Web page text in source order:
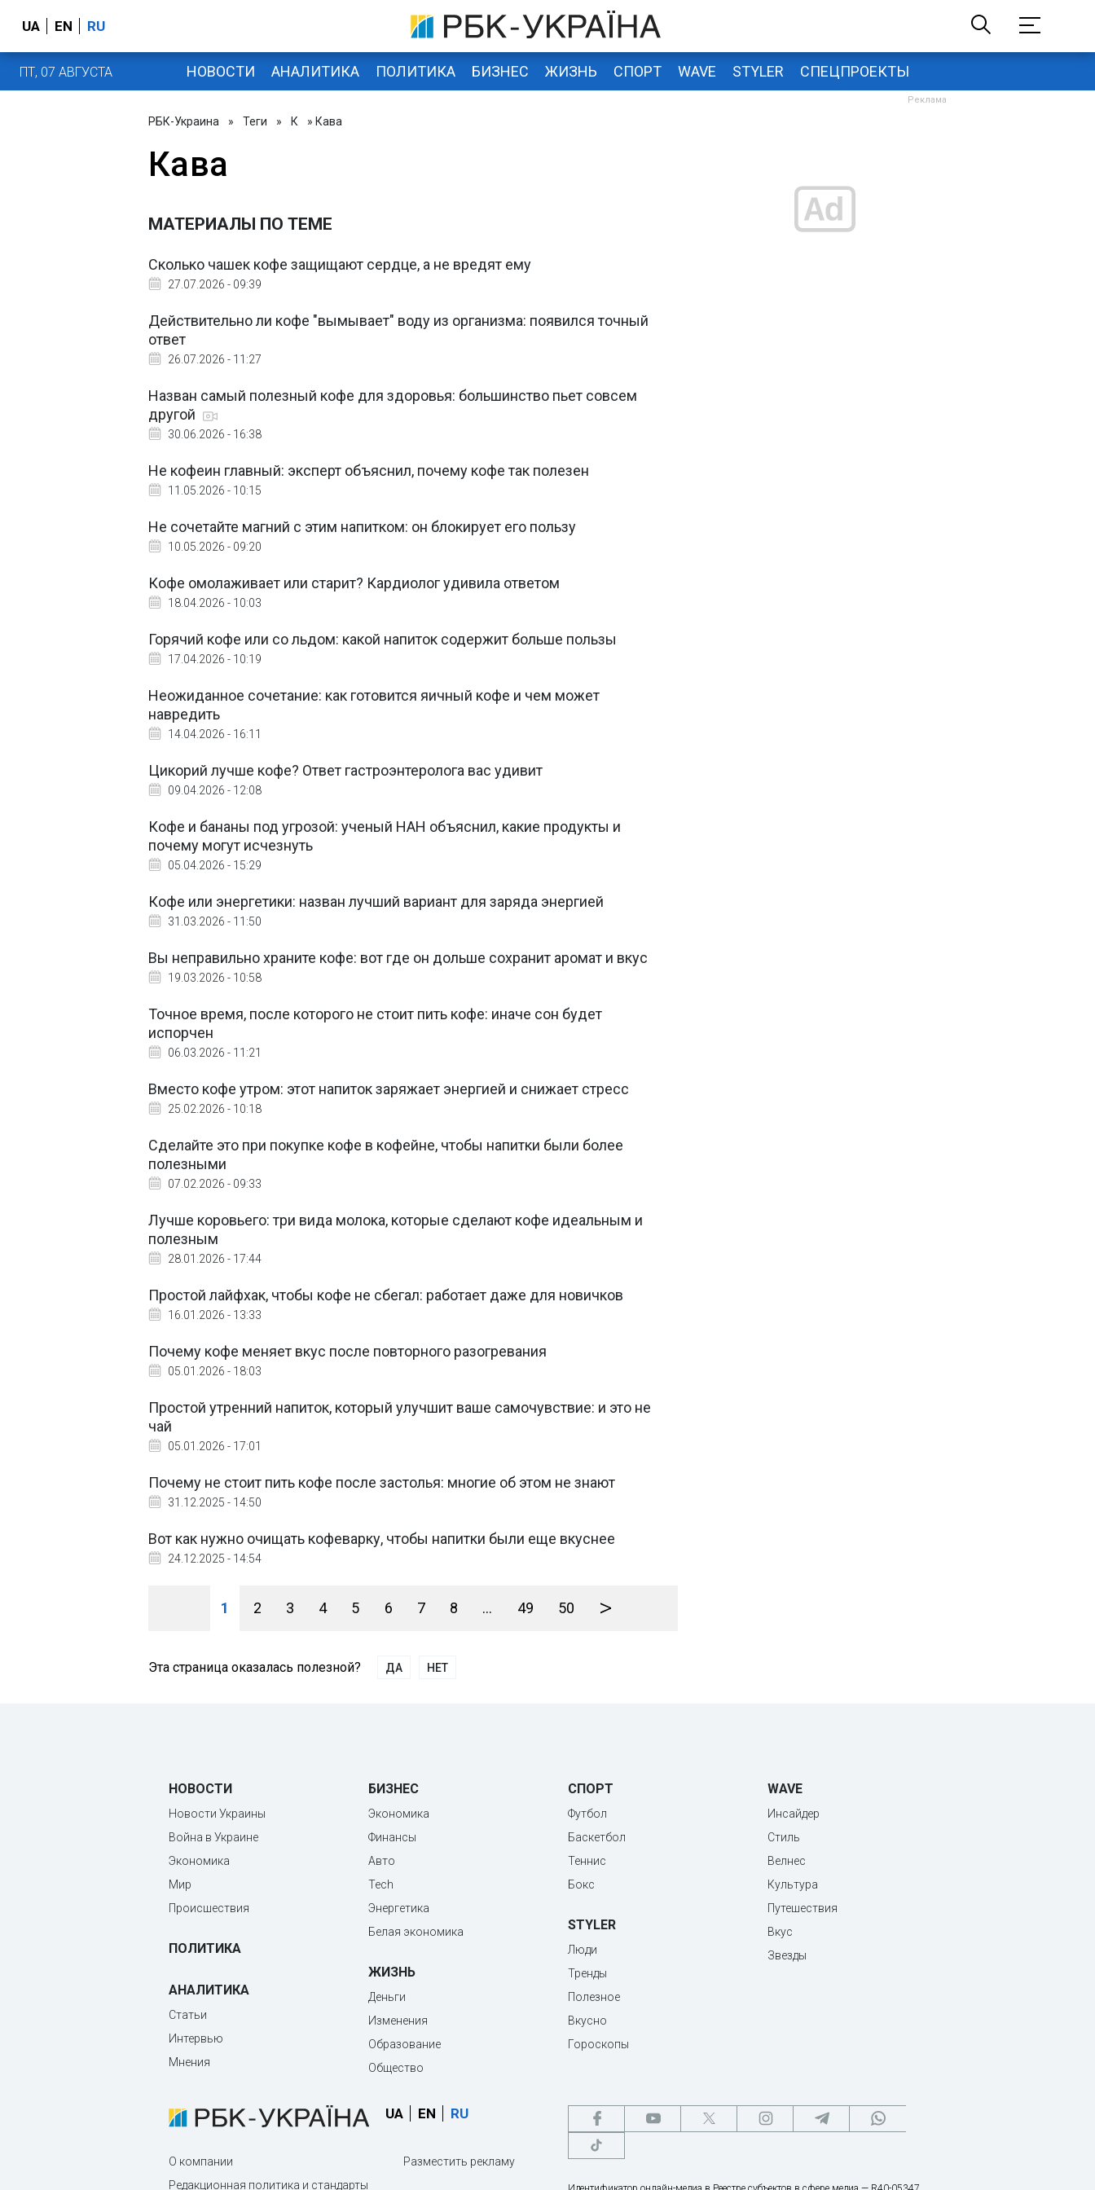
UA EN RU
ПТ, 07 АВГУСТА НОВОСТИ АНАЛИТИКА ПОЛИТИКА БИЗНЕС ЖИЗНЬ СПОРТ WAVE STYLER СПЕЦПРОЕКТЫ
РБК-Украина » Теги » К » Кава
Кава
МАТЕРИАЛЫ ПО ТЕМЕ
Сколько чашек кофе защищают сердце, а не вредят ему
27.07.2026 - 09:39
Действительно ли кофе "вымывает" воду из организма: появился точный
ответ
26.07.2026 - 11:27
Назван самый полезный кофе для здоровья: большинство пьет совсем
другой
30.06.2026 - 16:38
Не кофеин главный: эксперт объяснил, почему кофе так полезен
11.05.2026 - 10:15
Не сочетайте магний с этим напитком: он блокирует его пользу
10.05.2026 - 09:20
Кофе омолаживает или старит? Кардиолог удивила ответом
18.04.2026 - 10:03
Горячий кофе или со льдом: какой напиток содержит больше пользы
17.04.2026 - 10:19
Неожиданное сочетание: как готовится яичный кофе и чем может
навредить
14.04.2026 - 16:11
Цикорий лучше кофе? Ответ гастроэнтеролога вас удивит
09.04.2026 - 12:08
Кофе и бананы под угрозой: ученый НАН объяснил, какие продукты и
почему могут исчезнуть
05.04.2026 - 15:29
Кофе или энергетики: назван лучший вариант для заряда энергией
31.03.2026 - 11:50
Вы неправильно храните кофе: вот где он дольше сохранит аромат и вкус
19.03.2026 - 10:58
Точное время, после которого не стоит пить кофе: иначе сон будет
испорчен
06.03.2026 - 11:21
Вместо кофе утром: этот напиток заряжает энергией и снижает стресс
25.02.2026 - 10:18
Сделайте это при покупке кофе в кофейне, чтобы напитки были более
полезными
07.02.2026 - 09:33
Лучше коровьего: три вида молока, которые сделают кофе идеальным и
полезным
28.01.2026 - 17:44
Простой лайфхак, чтобы кофе не сбегал: работает даже для новичков
16.01.2026 - 13:33
Почему кофе меняет вкус после повторного разогревания
05.01.2026 - 18:03
Простой утренний напиток, который улучшит ваше самочувствие: и это не
чай
05.01.2026 - 17:01
Почему не стоит пить кофе после застолья: многие об этом не знают
31.12.2025 - 14:50
Вот как нужно очищать кофеварку, чтобы напитки были еще вкуснее
24.12.2025 - 14:54
1 2 3 4 5 6 7 8 ... 49 50 >
Эта страница оказалась полезной? ДА НЕТ
НОВОСТИ
Новости Украины
Война в Украине
Экономика
Мир
Происшествия
ПОЛИТИКА
АНАЛИТИКА
Статьи
Интервью
Мнения
БИЗНЕС
Экономика
Финансы
Авто
Tech
Энергетика
Белая экономика
ЖИЗНЬ
Деньги
Изменения
Образование
Общество
СПОРТ
Футбол
Баскетбол
Теннис
Бокс
STYLER
Люди
Тренды
Полезное
Вкусно
Гороскопы
WAVE
Инсайдер
Стиль
Велнес
Культура
Путешествия
Вкус
Звезды
UA EN RU
О компании
Редакционная политика и стандарты
Разместить рекламу